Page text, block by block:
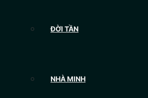
ĐỜI TẦN
NHÀ MINH